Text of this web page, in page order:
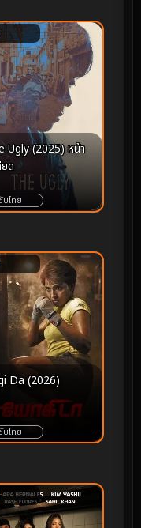
Ugly (2025) หน้า
ยด
บไทย
Da (2026)
ซับไทย